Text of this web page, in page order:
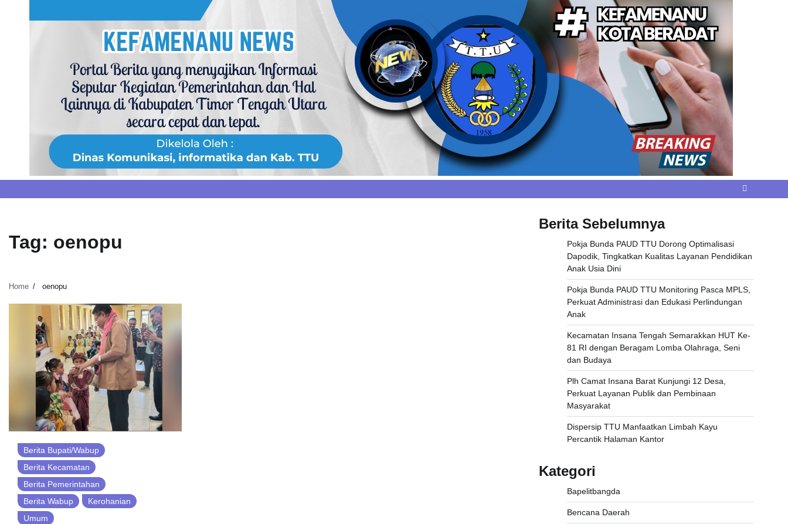
Tag: oenopu
Home oenopu
Berita Bupati/Wabup
Berita Kecamatan
Berita Pemerintahan
Berita Wabup
Kerohanian
Umum
Berita Sebelumnya
Pokja Bunda PAUD TTU Dorong Optimalisasi
Dapodik, Tingkatkan Kualitas Layanan Pendidikan
Anak Usia Dini
Pokja Bunda PAUD TTU Monitoring Pasca MPLS,
Perkuat Administrasi dan Edukasi Perlindungan
Anak
Kecamatan Insana Tengah Semarakkan HUT Ke-
81 RI dengan Beragam Lomba Olahraga, Seni
dan Budaya
Plh Camat Insana Barat Kunjungi 12 Desa,
Perkuat Layanan Publik dan Pembinaan
Masyarakat
Dispersip TTU Manfaatkan Limbah Kayu
Percantik Halaman Kantor
Kategori
Bapelitbangda
Bencana Daerah